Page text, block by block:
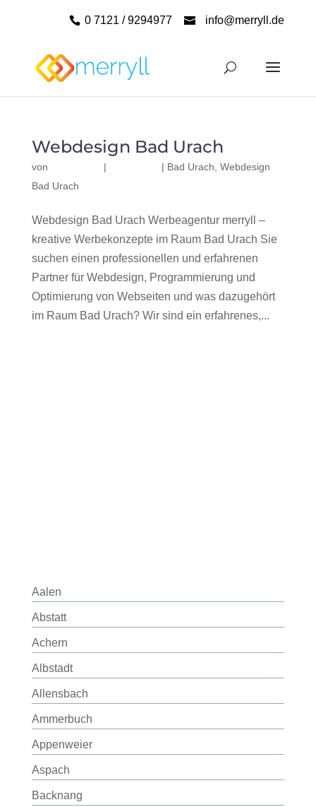
0 7121 / 9294977 info@merryll.de
Webdesign Bad Urach
von | | Bad Urach Webdesign
Bad Urach
Webdesign Bad Urach Werbeagentur merryll –
kreative Werbekonzepte im Raum Bad Urach Sie
suchen einen professionellen und erfahrenen
Partner für Webdesign, Programmierung und
Optimierung von Webseiten und was dazugehört
im Raum Bad Urach? Wir sind ein erfahrenes,...
Aalen
Abstatt
Achern
Albstadt
Allensbach
Ammerbuch
Appenweier
Aspach
Backnang